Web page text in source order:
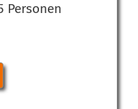
Personen